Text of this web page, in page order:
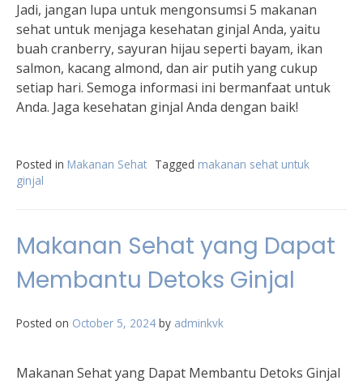
Jadi, jangan lupa untuk mengonsumsi 5 makanan
sehat untuk menjaga kesehatan ginjal Anda, yaitu
buah cranberry, sayuran hijau seperti bayam, ikan
salmon, kacang almond, dan air putih yang cukup
setiap hari. Semoga informasi ini bermanfaat untuk
Anda. Jaga kesehatan ginjal Anda dengan baik!
Posted in Makanan Sehat Tagged makanan sehat untuk
ginjal
Makanan Sehat yang Dapat
Membantu Detoks Ginjal
Posted on October 5, 2024 by adminkvk
Makanan Sehat yang Dapat Membantu Detoks Ginjal